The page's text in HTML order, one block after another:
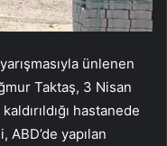
ünlenen
Taktaş, 3 Nisan
hastanede
ABD’de yapılan